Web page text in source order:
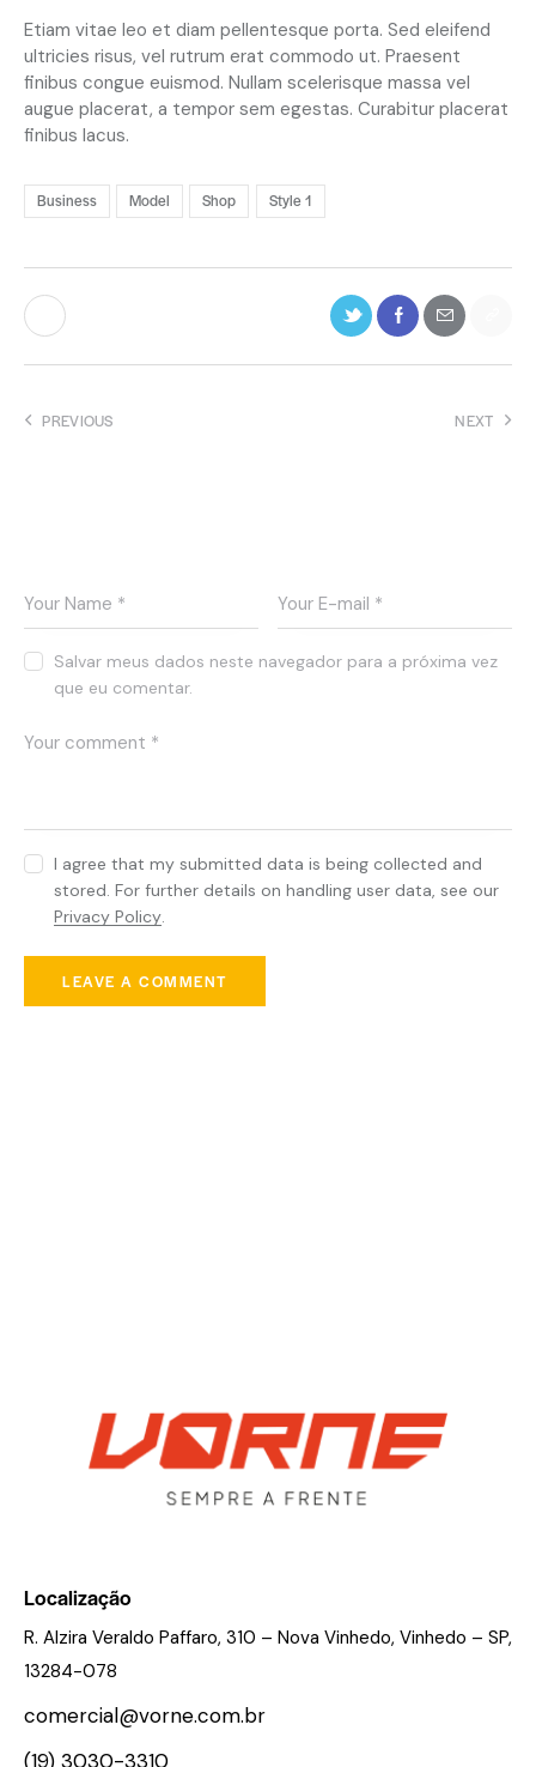
Etiam vitae leo et diam pellentesque porta. Sed eleifend
ultricies risus, vel rutrum erat commodo ut. Praesent
finibus congue euismod. Nullam scelerisque massa vel
augue placerat, a tempor sem egestas. Curabitur placerat
finibus lacus.
Business Model Shop Style 1
PREVIOUS NEXT
Salvar meus dados neste navegador para a próxima vez
que eu comentar.
I agree that my submitted data is being collected and
stored. For further details on handling user data, see our
Privacy Policy.
Localização
R. Alzira Veraldo Paffaro, 310 – Nova Vinhedo, Vinhedo – SP,
13284-078
comercial@vorne.com.br
(19) 3030-3310